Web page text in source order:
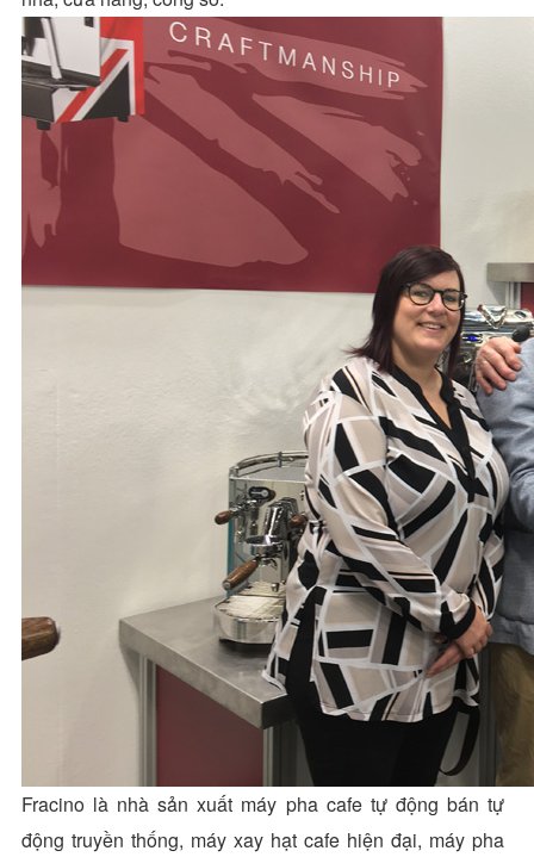
Fracino là nhà sản xuất máy pha cafe tự động bán tự
động truyền thống, máy xay hạt cafe hiện đại, máy pha